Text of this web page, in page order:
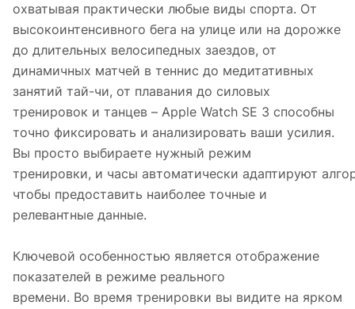
охватывая практически любые виды спорта. От
высокоинтенсивного бега на улице или на дорожке
до длительных велосипедных заездов, от
динамичных матчей в теннис до медитативных
занятий тай-чи, от плавания до силовых
тренировок и танцев – Apple Watch SE 3 способны
точно фиксировать и анализировать ваши усилия.
Вы просто выбираете нужный режим
тренировки, и часы автоматически адаптируют
чтобы предоставить наиболее точные и
релевантные данные.
Ключевой особенностью является отображение
показателей в режиме реального
времени. Во время тренировки вы видите на ярком